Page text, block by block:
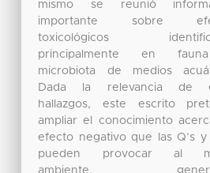
mismo se reunió
importante sobre
toxicológicos
principalmente en
microbiota de medios
Dada la relevancia de
hallazgos, este escrito
ampliar el conocimiento
efecto negativo que las Q’s y
pueden provocar al
ambiente,